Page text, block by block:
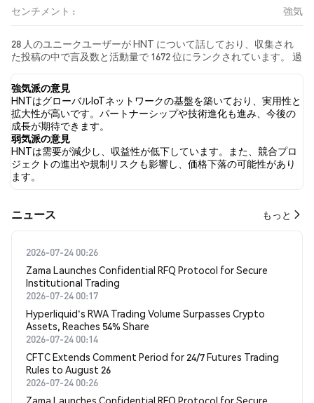
センチメント :
強気
28 人のユニークユーザーが HNT について話しており、収集され
た投稿の中で言及数と活動量で 1672 位にランクされています。 過
は 強気 でした。 最後に、HNT に関するニュース記事が 0 件公開
されました。 Twitterでは、34.15% のツイートが強気の感情を示
し、14.63% のツイートが弱気の感情を示しました。 51.22% のツ
イートは HNT に対して中立的でした。 これらの感情分析は 41 件
のツイートに基づいています。
強気派の意見
HNTはグローバルIoTネットワークの基盤を築いており、実用性と
拡大性が高いです。パートナーシップや技術進化も進み、今後の
成長が期待できます。
弱気派の意見
HNTは需要が減少し、収益性が低下しています。また、競合プロ
ジェクトの進出や規制リスクも影響し、価格下落の可能性があり
ます。
​​ニュース​​ もっと
2026-07-24 00:26
Zama Launches Confidential RFQ Protocol for Secure
Institutional Trading
2026-07-24 00:17
Hyperliquid's RWA Trading Volume Surpasses Crypto
Assets, Reaches 54% Share
2026-07-24 00:14
CFTC Extends Comment Period for 24/7 Futures Trading
Rules to August 26
2026-07-24 00:26
Zama Launches Confidential RFQ Protocol for Secure